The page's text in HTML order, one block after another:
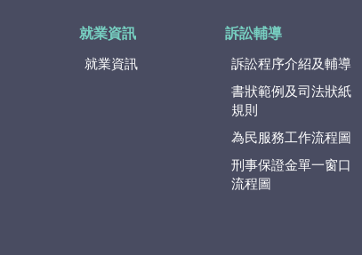
就業資訊
就業資訊
訴訟輔導
訴訟程序介紹及輔導
書狀範例及司法狀紙
規則
為民服務工作流程圖
刑事保證金單一窗口
流程圖